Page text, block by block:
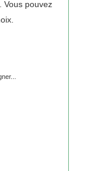
Vous pouvez